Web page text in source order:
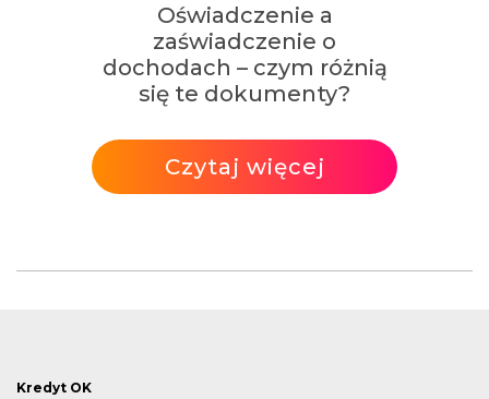
Oświadczenie a
zaświadczenie o
dochodach – czym różnią
się te dokumenty?
Czytaj więcej
Kredyt OK